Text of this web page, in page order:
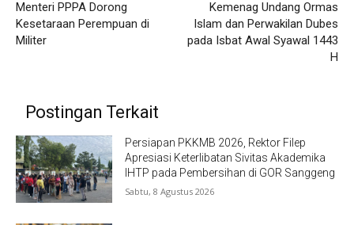
Menteri PPPA Dorong
Kesetaraan Perempuan di
Militer
Kemenag Undang Ormas
Islam dan Perwakilan Dubes
pada Isbat Awal Syawal 1443
H
Postingan Terkait
Persiapan PKKMB 2026, Rektor Filep
Apresiasi Keterlibatan Sivitas Akademika
IHTP pada Pembersihan di GOR Sanggeng
Sabtu, 8 Agustus 2026